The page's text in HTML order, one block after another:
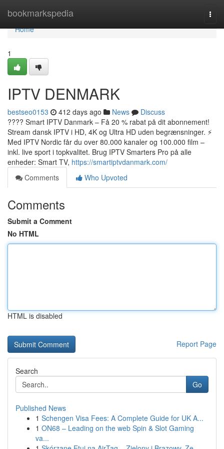
bookmarkspedia
Home
Home
1
IPTV DENMARK
bestseo0153 412 days ago News
Discuss
???? Smart IPTV Danmark – Få 20 % rabat på dit abonnement!
Stream dansk IPTV i HD, 4K og Ultra HD uden begrænsninger. ⚡
Med IPTV Nordic får du over 80.000 kanaler og 100.000 film –
inkl. live sport i topkvalitet. Brug IPTV Smarters Pro på alle
enheder: Smart TV, https://smartiptvdanmark.com/
Comments
Who Upvoted
Comments
Submit a Comment
No HTML
HTML is disabled
Report Page
Search
Go
Published News
1 Schengen Visa Fees: A Complete Guide for UK A...
1 ON68 – Leading on the web Spin & Slot Gaming
va...